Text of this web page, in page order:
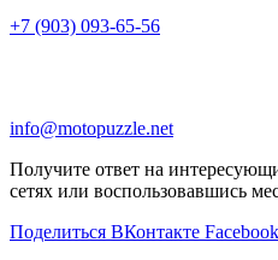
+7 (903) 093-65-56
info@motopuzzle.net
Получите ответ на
сетях или воспользовавшись
Поделиться ВКонтакте Facebook